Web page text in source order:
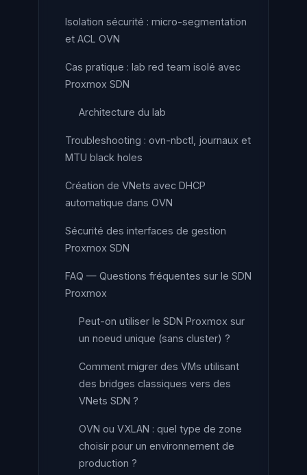
Isolation sécurité : micro-segmentation
et ACL OVN
Cas pratique : lab red team isolé avec
Proxmox SDN
Architecture du lab
Troubleshooting : ovn-nbctl, journaux et
MTU black holes
Création de VNets avec DHCP
automatique dans OVN
Sécurité des interfaces de gestion
Proxmox SDN
FAQ — Questions fréquentes sur le SDN
Proxmox
Peut-on utiliser le SDN Proxmox sur
un noeud unique (sans cluster) ?
Comment migrer des VMs utilisant
des bridges classiques vers des
VNets SDN ?
OVN ou VXLAN : quel type de zone
choisir pour un environnement de
production ?